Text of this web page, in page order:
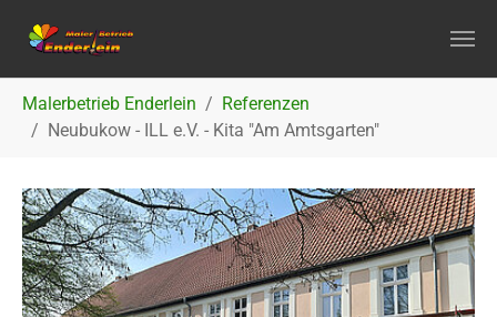
Malerbetrieb Enderlein
Referenzen
Neubukow - ILL e.V. - Kita "Am Amtsgarten"